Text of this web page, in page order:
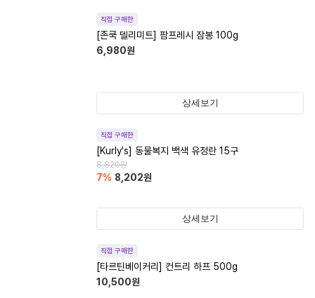
직접 구매한
[존쿡 델리미트] 팜프레시 잠봉 100g
6,980원
상세보기
직접 구매한
[Kurly's] 동물복지 백색 유정란 15구
8,820원
7% 8,202원
상세보기
직접 구매한
[타르틴베이커리] 컨트리 하프 500g
10,500원